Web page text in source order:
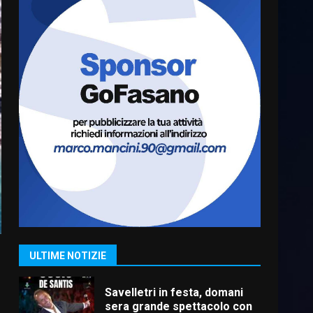
ULTIME NOTIZIE
Fasanese ferito a colpi di
arma da fuoco
6 Agosto 2026 18:13
7
Carta d’identità: continua il
piano di aperture
straordinarie del Comune di
Fasano
6 Agosto 2026 14:16
1
La Banda Città di Fasano apre
ufficialmente la Festa di
Savelletri in festa, domani
sera grande spettacolo con